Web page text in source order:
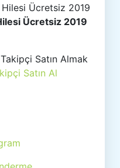
Ücretsiz 2019
Ücretsiz 2019
Satın Almak
Satın Al